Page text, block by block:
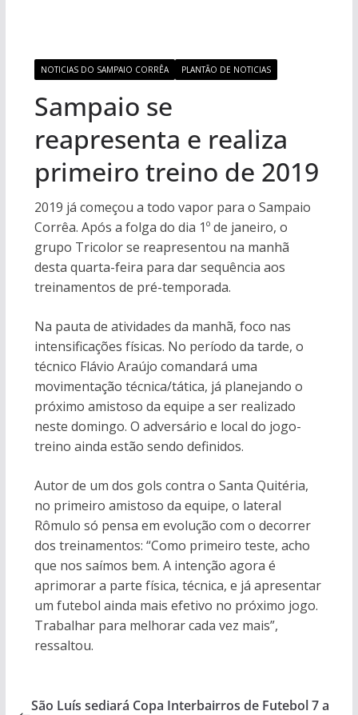
NOTICIAS DO SAMPAIO CORRÊA PLANTÃO DE NOTICIAS
Sampaio se
reapresenta e realiza
primeiro treino de 2019
2019 já começou a todo vapor para o Sampaio
Corrêa. Após a folga do dia 1º de janeiro, o
grupo Tricolor se reapresentou na manhã
desta quarta-feira para dar sequência aos
treinamentos de pré-temporada.
Na pauta de atividades da manhã, foco nas
intensificações físicas. No período da tarde, o
técnico Flávio Araújo comandará uma
movimentação técnica/tática, já planejando o
próximo amistoso da equipe a ser realizado
neste domingo. O adversário e local do jogo-
treino ainda estão sendo definidos.
Autor de um dos gols contra o Santa Quitéria,
no primeiro amistoso da equipe, o lateral
Rômulo só pensa em evolução com o decorrer
dos treinamentos: “Como primeiro teste, acho
que nos saímos bem. A intenção agora é
aprimorar a parte física, técnica, e já apresentar
um futebol ainda mais efetivo no próximo jogo.
Trabalhar para melhorar cada vez mais”,
ressaltou.
São Luís sediará Copa Interbairros de Futebol 7 a